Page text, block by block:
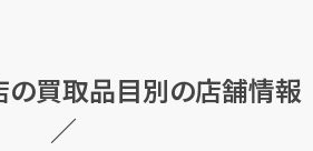
の買取品目別の店舗情報
／